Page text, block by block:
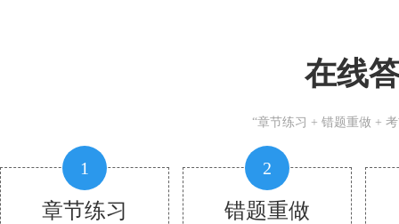
在线
“章节练习 + 错题重做 +
1
章节练习
2
错题重做